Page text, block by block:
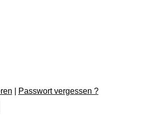
Passwort vergessen ?